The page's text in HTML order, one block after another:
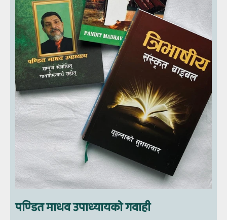
पण्‍डित माधव उपाध्‍यायको गवाही